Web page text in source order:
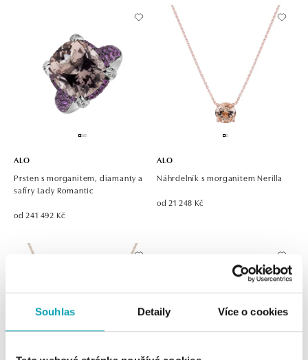
Souhlas Detaily Více o cookies
ALO
Prsten s morganitem, diamanty a
safíry Lady Romantic
od 241 492 Kč
ALO
Náhrdelník s morganitem Nerilla
od 21 248 Kč